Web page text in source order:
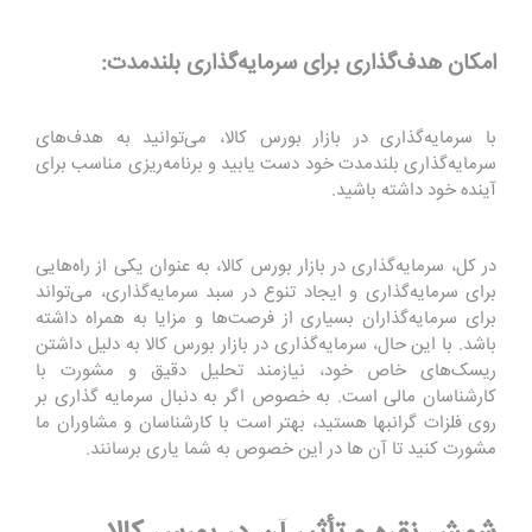
امکان هدف‌گذاری برای سرمایه‌گذاری بلندمدت:
با سرمایه‌گذاری در بازار بورس کالا، می‌توانید به هدف‌های
سرمایه‌گذاری بلندمدت خود دست یابید و برنامه‌ریزی مناسب برای
آینده خود داشته باشید.
در کل، سرمایه‌گذاری در بازار بورس کالا، به عنوان یکی از راه‌هایی
برای سرمایه‌گذاری و ایجاد تنوع در سبد سرمایه‌گذاری، می‌تواند
برای سرمایه‌گذاران بسیاری از فرصت‌ها و مزایا به همراه داشته
باشد. با این حال، سرمایه‌گذاری در بازار بورس کالا به دلیل داشتن
ریسک‌های خاص خود، نیازمند تحلیل دقیق و مشورت با
کارشناسان مالی است. به خصوص اگر به دنبال سرمایه گذاری بر
روی فلزات گرانبها هستید، بهتر است با کارشناسان و مشاوران ما
مشورت کنید تا آن ها در این خصوص به شما یاری برسانند.